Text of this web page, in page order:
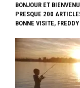
BONJOUR ET
PRESQUE 200
BONNE VISITE, FREDDY